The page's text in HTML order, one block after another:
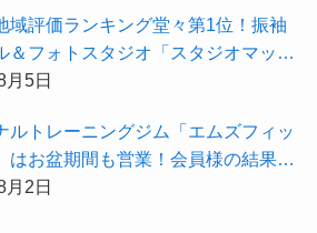
域評価ランキング堂々第1位！振袖
＆フォトスタジオ「スタジオマック
得な『2026年8月限定キャンペー
月5日
ルトレーニングジム「エムズフィッ
はお盆期間も営業！会員様の結果を
月2日